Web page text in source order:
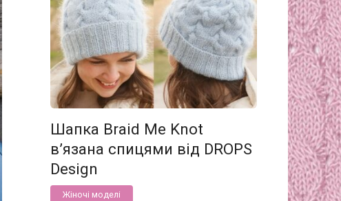
Шапка Braid Me Knot
в’язана спицями від DROPS
Design
Жіночі моделі